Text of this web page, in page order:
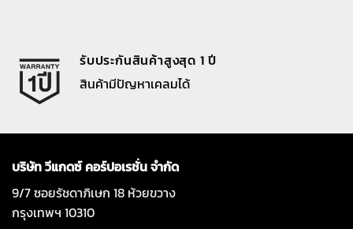
รับประกันสินค้าสูงสุด 1 ปี
สินค้ามีปัญหาเคลมได้
บริษัท วีแกดซ์ คอร์ปอเรชั่น จำกัด
9/7 ซอยรัชดาภิเษก 18 ห้วยขวาง
กรุงเทพฯ 10310